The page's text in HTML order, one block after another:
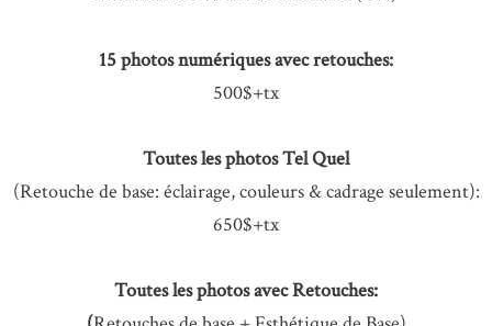
15 photos numériques avec retouches:
500$+tx
Toutes les photos Tel Quel
(Retouche de base: éclairage, couleurs & cadrage seulement):
650$+tx
Toutes les photos avec Retouches: